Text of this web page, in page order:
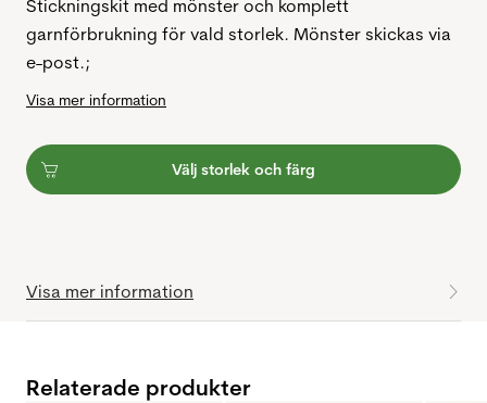
Stickningskit med mönster och komplett
garnförbrukning för vald storlek. Mönster skickas via
e-post.;
Visa mer information
Välj storlek och färg
Visa mer information
Relaterade produkter